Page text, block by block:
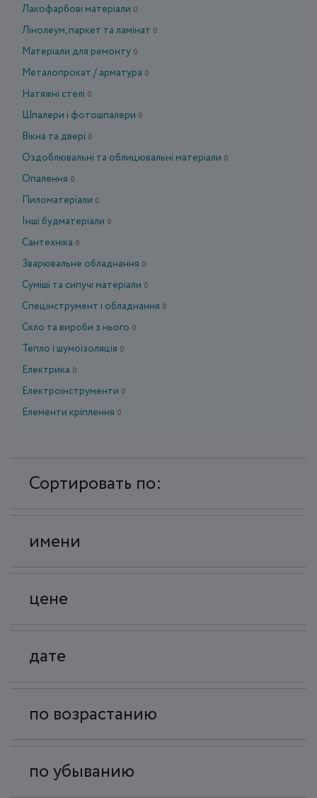
Лакофарбові матеріали 0
Лінолеум, паркет та ламінат 0
Матеріали для ремонту 0
Металопрокат / арматура 0
Натяжні стелі 0
Шпалери і фотошпалери 0
Вікна та двері 0
Оздоблювальні та облицювальні матеріали 0
Опалення 0
Пиломатеріали 0
Інші будматеріали 0
Сантехніка 0
Зварювальне обладнання 0
Суміші та сипучі матеріали 0
Спецінструмент і обладнання 0
Скло та вироби з нього 0
Тепло і шумоізоляція 0
Електрика 0
Електроінструменти 0
Елементи кріплення 0
Сортировать по:
имени
цене
дате
по возрастанию
по убыванию